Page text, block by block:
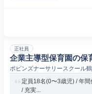
正社員
企業主導型保育園の保
ポピンズナーサリースクール
ュケア
定員18名(0〜3歳児) / 年
/ 充実...